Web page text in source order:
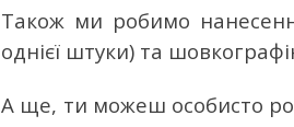
Також ми робимо
однієї штуки) та
А ще, ти можеш особисто